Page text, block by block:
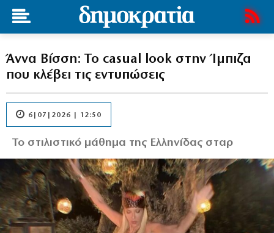
Άννα Βίσση: Το casual look στην Ίμπιζα
που κλέβει τις εντυπώσεις
6|07|2026 | 12:50
Το στιλιστικό μάθημα της Ελληνίδας σταρ